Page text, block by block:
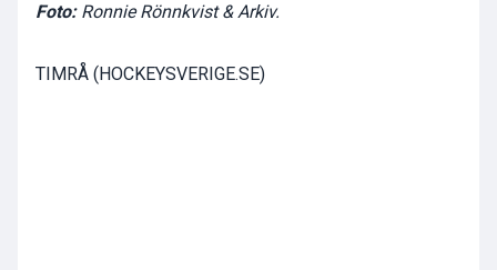
Foto: Ronnie Rönnkvist & Arkiv.
TIMRÅ (HOCKEYSVERIGE.SE)